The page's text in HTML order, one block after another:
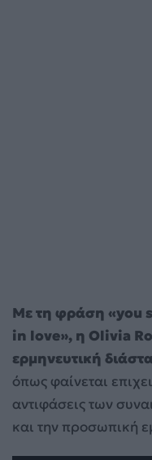
Με τη φράση «you
in love», η Olivia
ερμηνευτική
όπως φαίνεται
αντιφάσεις των
και την προσωπική